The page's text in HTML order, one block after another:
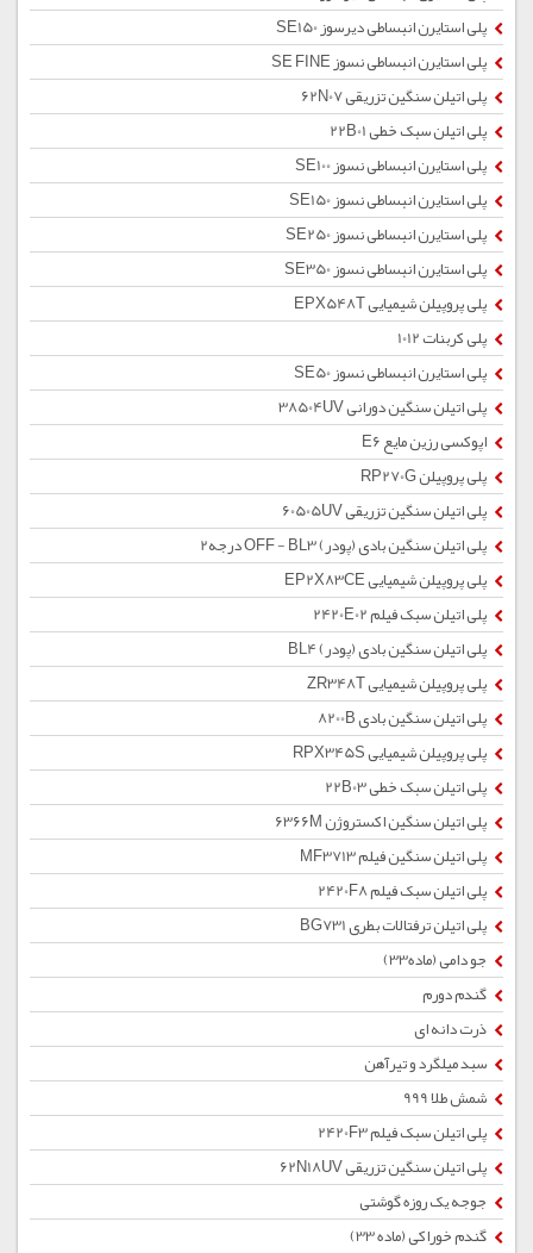
پلی استایرن انبساطی دیرسوز SE150
پلی استایرن انبساطی نسوز SE FINE
پلی اتیلن سنگین تزریقی 62N07
پلی اتیلن سبک خطی 22B01
پلی استایرن انبساطی نسوز SE100
پلی استایرن انبساطی نسوز SE150
پلی استایرن انبساطی نسوز SE250
پلی استایرن انبساطی نسوز SE350
پلی پروپیلن شیمیایی EPX548T
پلی کربنات 1012
پلی استایرن انبساطی نسوز SE50
پلی اتیلن سنگین دورانی 38504UV
اپوکسی رزین مایع E6
پلی پروپیلن RP270G
پلی اتیلن سنگین تزریقی 60505UV
پلی اتیلن سنگین بادی (پودر) OFF - BL3 درجه2
پلی پروپیلن شیمیایی EP2X83CE
پلی اتیلن سبک فیلم 2420E02
پلی اتیلن سنگین بادی (پودر) BL4
پلی پروپیلن شیمیایی ZR348T
پلی اتیلن سنگین بادی 8200B
پلی پروپیلن شیمیایی RPX345S
پلی اتیلن سبک خطی 22B03
پلی اتیلن سنگین اکستروژن 6366M
پلی اتیلن سنگین فیلم MF3713
پلی اتیلن سبک فیلم 2420F8
پلی اتیلن ترفتالات بطری BG731
جو دامی (ماده33)
گندم دورم
ذرت دانه ای
سبد میلگرد و تیرآهن
شمش طلا 999
پلی اتیلن سبک فیلم 2420F3
پلی اتیلن سنگین تزریقی 62N18UV
جوجه یک روزه گوشتی
گندم خوراکی (ماده 33)